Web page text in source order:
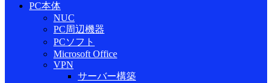
PC本体
NUC
PC周辺機器
PCソフト
Microsoft Office
VPN
サーバー構築